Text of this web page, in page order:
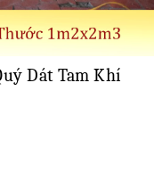
Dát Tam Khí